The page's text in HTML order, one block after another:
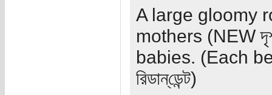
A large gloomy
mothers (NEW
babies. (Each
রিডান্‌ডেন্ট)